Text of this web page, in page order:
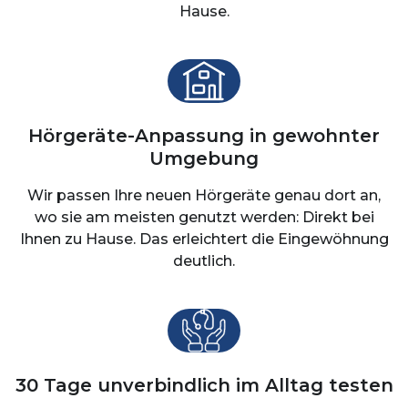
Hause.
Hörgeräte-Anpassung in gewohnter
Umgebung
Wir passen Ihre neuen Hörgeräte genau dort an,
wo sie am meisten genutzt werden: Direkt bei
Ihnen zu Hause. Das erleichtert die Eingewöhnung
deutlich.
30 Tage unverbindlich im Alltag testen